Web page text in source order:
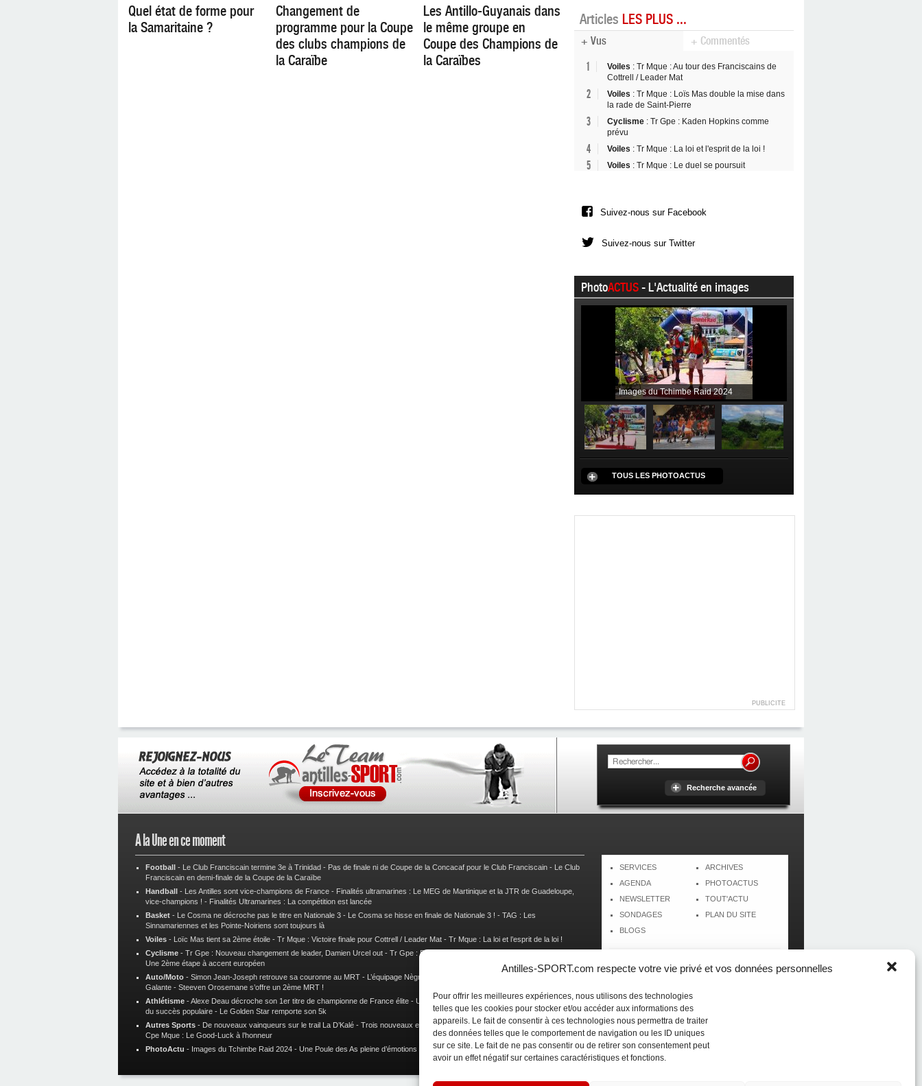
Antilles-SPORT.com respecte votre vie privé et vos données personnelles
Pour offrir les meilleures expériences, nous utilisons des technologies
telles que les cookies pour stocker et/ou accéder aux informations des
appareils. Le fait de consentir à ces technologies nous permettra de traiter
des données telles que le comportement de navigation ou les ID uniques
sur ce site. Le fait de ne pas consentir ou de retirer son consentement peut
avoir un effet négatif sur certaines caractéristiques et fonctions.
Quel état de forme pour
la Samaritaine ?
Changement de
programme pour la Coupe
des clubs champions de
la Caraïbe
Les Antillo-Guyanais dans
le même groupe en
Coupe des Champions de
la Caraïbes
Articles LES PLUS ...
+ Vus + Commentés
1 Voiles : Tr Mque : Au tour des Franciscains de
Cottrell / Leader Mat
2 Voiles : Tr Mque : Loïs Mas double la mise dans
la rade de Saint-Pierre
3 Cyclisme : Tr Gpe : Kaden Hopkins comme
prévu
4 Voiles : Tr Mque : La loi et l'esprit de la loi !
5 Voiles : Tr Mque : Le duel se poursuit
Suivez-nous sur Facebook
Suivez-nous sur Twitter
PhotoACTUS- L'Actualité en images
Images du Tchimbe Raid 2024
TOUS LES PHOTOACTUS
PUBLICITE
Recherche avancée
A la Une en ce moment
Football - Le Club Franciscain termine 3e à Trinidad - Pas de finale ni de Coupe de la Concacaf pour le Club Franciscain - Le Club
Franciscain en demi-finale de la Coupe de la Caraïbe
Handball - Les Antilles sont vice-champions de France - Finalités ultramarines : Le MEG de Martinique et la JTR de Guadeloupe,
vice-champions ! - Finalités Ultramarines : La compétition est lancée
Basket - Le Cosma ne décroche pas le titre en Nationale 3 - Le Cosma se hisse en finale de Nationale 3 ! - TAG : Les
Sinnamariennes et les Pointe-Noiriens sont toujours là
Voiles - Loïc Mas tient sa 2ème étoile - Tr Mque : Victoire finale pour Cottrell / Leader Mat - Tr Mque : La loi et l’esprit de la loi !
Cyclisme - Tr Gpe : Nouveau changement de leader, Damien Urcel out - Tr Gpe : Damien Urcel fait chavirer Capesterre
Une 2ème étape à accent européen
Auto/Moto - Simon Jean-Joseph retrouve sa couronne au MRT - L’équipage Nègre – Gérard remporte le 9e rallye du Pays Marie-
Galante - Steeven Orosemane s’offre un 2ème MRT !
Athlétisme -Alexe Deau décroche son 1er titre de championne de France élite - Un semi marathon sous le signe de la chaleur et
du succès populaire - Le Golden Star remporte son 5k
Autres Sports - De nouveaux vainqueurs sur le trail La D’Kalé - Trois nouveaux et un habitué au palmarès du Trail des Trésors-
Cpe Mque : Le Good-Luck à l’honneur
PhotoActu - Images du Tchimbe Raid 2024 - Une Poule des As pleine d’émotions ! Images de la Woulib 113 X-Trem
SERVICES
AGENDA
NEWSLETTER
SONDAGES
BLOGS
ARCHIVES
PHOTOACTUS
TOUT'ACTU
PLAN DU SITE